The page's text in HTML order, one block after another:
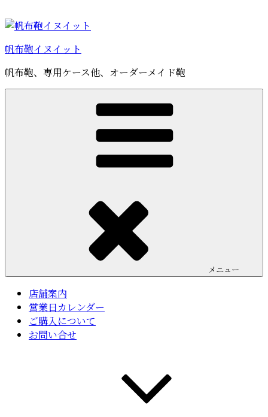
ン
ン
ツ
へ
ス
帆布鞄イヌイット
帆布鞄、専用ケース他、オーダーメイド鞄
メニュー
店舗案内
営業日カレンダー
ご購入について
お問い合せ